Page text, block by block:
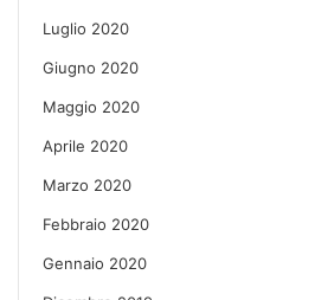
Luglio 2020
Giugno 2020
Maggio 2020
Aprile 2020
Marzo 2020
Febbraio 2020
Gennaio 2020